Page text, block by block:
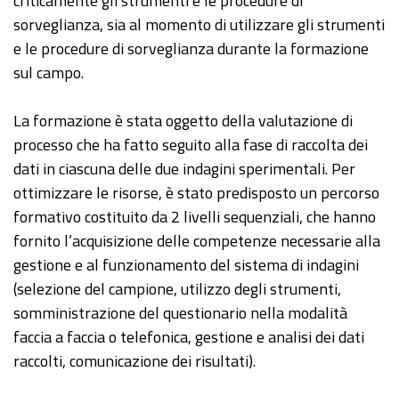
sorveglianza, sia al momento di utilizzare gli strumenti
e le procedure di sorveglianza durante la formazione
sul campo.
La formazione è stata oggetto della valutazione di
processo che ha fatto seguito alla fase di raccolta dei
dati in ciascuna delle due indagini sperimentali. Per
ottimizzare le risorse, è stato predisposto un percorso
formativo costituito da 2 livelli sequenziali, che hanno
fornito l’acquisizione delle competenze necessarie alla
gestione e al funzionamento del sistema di indagini
(selezione del campione, utilizzo degli strumenti,
somministrazione del questionario nella modalità
faccia a faccia o telefonica, gestione e analisi dei dati
raccolti, comunicazione dei risultati).